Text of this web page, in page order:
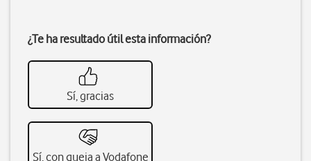
¿Te ha resultado útil esta información?
Sí, gracias
Sí, con queja a Vodafone